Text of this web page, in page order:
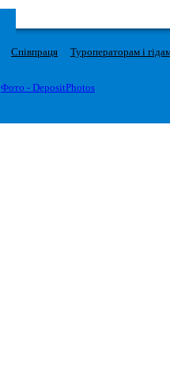
Співпраця Туроператорам і
Фото - DepositPhotos